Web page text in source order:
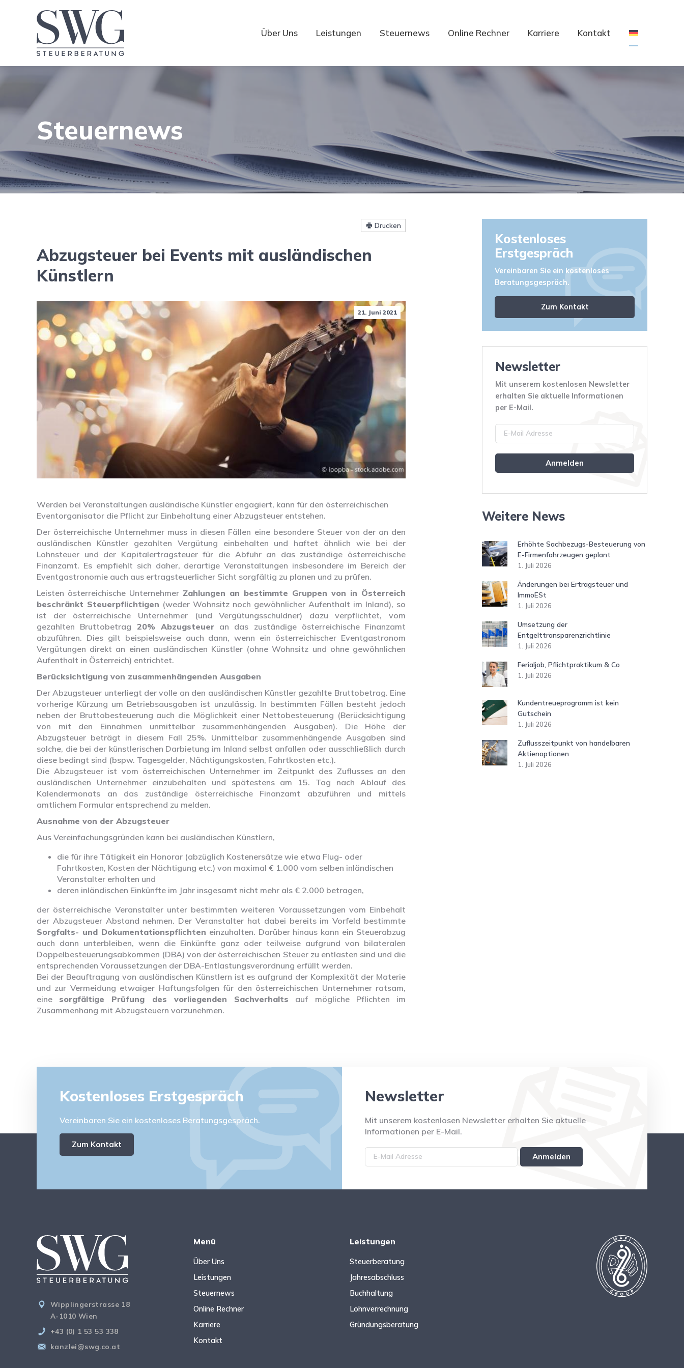
Über Uns Leistungen Steuernews Online Rechner Karriere Kontakt
Steuernews
Drucken
Abzugsteuer bei Events mit ausländischen
Künstlern
21. Juni 2021
Werden bei Veranstaltungen ausländische Künstler engagiert, kann für den österreichischen
Eventorganisator die Pflicht zur Einbehaltung einer Abzugsteuer entstehen.
Der österreichische Unternehmer muss in diesen Fällen eine besondere Steuer von der an den
ausländischen Künstler gezahlten Vergütung einbehalten und haftet ähnlich wie bei der
Lohnsteuer und der Kapitalertragsteuer für die Abfuhr an das zuständige österreichische
Finanzamt. Es empfiehlt sich daher, derartige Veranstaltungen insbesondere im Bereich der
Eventgastronomie auch aus ertragsteuerlicher Sicht sorgfältig zu planen und zu prüfen.
Leisten österreichische Unternehmer Zahlungen an bestimmte Gruppen von in Österreich
beschränkt Steuerpflichtigen (weder Wohnsitz noch gewöhnlicher Aufenthalt im Inland), so
ist der österreichische Unternehmer (und Vergütungsschuldner) dazu verpflichtet, vom
gezahlten Bruttobetrag 20% Abzugsteueran das zuständige österreichische Finanzamt
abzuführen. Dies gilt beispielsweise auch dann, wenn ein österreichischer Eventgastronom
Vergütungen direkt an einen ausländischen Künstler (ohne Wohnsitz und ohne gewöhnlichen
Aufenthalt in Österreich) entrichtet.
Berücksichtigung von zusammenhängenden Ausgaben
Der Abzugsteuer unterliegt der volle an den ausländischen Künstler gezahlte Bruttobetrag. Eine
vorherige Kürzung um Betriebsausgaben ist unzulässig. In bestimmten Fällen besteht jedoch
neben der Bruttobesteuerung auch die Möglichkeit einer Nettobesteuerung (Berücksichtigung
von mit den Einnahmen unmittelbar zusammenhängenden Ausgaben). Die Höhe der
Abzugsteuer beträgt in diesem Fall 25%. Unmittelbar zusammenhängende Ausgaben sind
solche, die bei der künstlerischen Darbietung im Inland selbst anfallen oder ausschließlich durch
diese bedingt sind (bspw. Tagesgelder, Nächtigungskosten, Fahrtkosten etc.).
Die Abzugsteuer ist vom österreichischen Unternehmer im Zeitpunkt des Zuflusses an den
ausländischen Unternehmer einzubehalten und spätestens am 15. Tag nach Ablauf des
Kalendermonats an das zuständige österreichische Finanzamt abzuführen und mittels
amtlichem Formular entsprechend zu melden.
Ausnahme von der Abzugsteuer
Aus Vereinfachungsgründen kann bei ausländischen Künstlern,
die für ihre Tätigkeit ein Honorar (abzüglich Kostenersätze wie etwa Flug- oder
Fahrtkosten, Kosten der Nächtigung etc.) von maximal € 1.000 vom selben inländischen
Veranstalter erhalten und
deren inländischen Einkünfte im Jahr insgesamt nicht mehr als € 2.000 betragen,
der österreichische Veranstalter unter bestimmten weiteren Voraussetzungen vom Einbehalt
der Abzugsteuer Abstand nehmen. Der Veranstalter hat dabei bereits im Vorfeld bestimmte
Sorgfalts- und Dokumentationspflichten einzuhalten. Darüber hinaus kann ein Steuerabzug
auch dann unterbleiben, wenn die Einkünfte ganz oder teilweise aufgrund von bilateralen
Doppelbesteuerungsabkommen (DBA) von der österreichischen Steuer zu entlasten sind und die
entsprechenden Voraussetzungen der DBA-Entlastungsverordnung erfüllt werden.
Bei der Beauftragung von ausländischen Künstlern ist es aufgrund der Komplexität der Materie
und zur Vermeidung etwaiger Haftungsfolgen für den österreichischen Unternehmer ratsam,
eine sorgfältige Prüfung des vorliegenden Sachverhalts auf mögliche Pflichten im
Zusammenhang mit Abzugsteuern vorzunehmen.
Kostenloses
Erstgespräch
Vereinbaren Sie ein kostenloses
Beratungsgespräch.
Zum Kontakt
Newsletter
Mit unserem kostenlosen Newsletter
erhalten Sie aktuelle Informationen
per E-Mail.
Weitere News
Erhöhte Sachbezugs-Besteuerung von
E-Firmenfahrzeugen geplant
1. Juli 2026
Änderungen bei Ertragsteuer und
ImmoESt
1. Juli 2026
Umsetzung der
Entgelttransparenzrichtlinie
1. Juli 2026
Ferialjob, Pflichtpraktikum & Co
1. Juli 2026
Kundentreueprogramm ist kein
Gutschein
1. Juli 2026
Zuflusszeitpunkt von handelbaren
Aktienoptionen
1. Juli 2026
Kostenloses Erstgespräch
Vereinbaren Sie ein kostenloses Beratungsgespräch.
Zum Kontakt
Newsletter
Mit unserem kostenlosen Newsletter erhalten Sie aktuelle
Informationen per E-Mail.
Wipplingerstrasse 18
A-1010 Wien
+43 (0) 1 53 53 338
kanzlei@swg.co.at
Menü
Über Uns
Leistungen
Steuernews
Online Rechner
Karriere
Kontakt
Leistungen
Steuerberatung
Jahresabschluss
Buchhaltung
Lohnverrechnung
Gründungsberatung